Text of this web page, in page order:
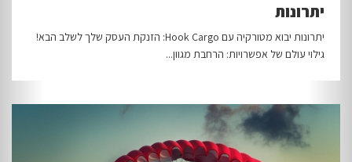
יתרונות
יתרונות יבוא מטורקיה עם Hook Cargo: הזנקת העסק שלך לשלב הבא!
גילוי עולם של אפשרויות: הרחבת מגוון...